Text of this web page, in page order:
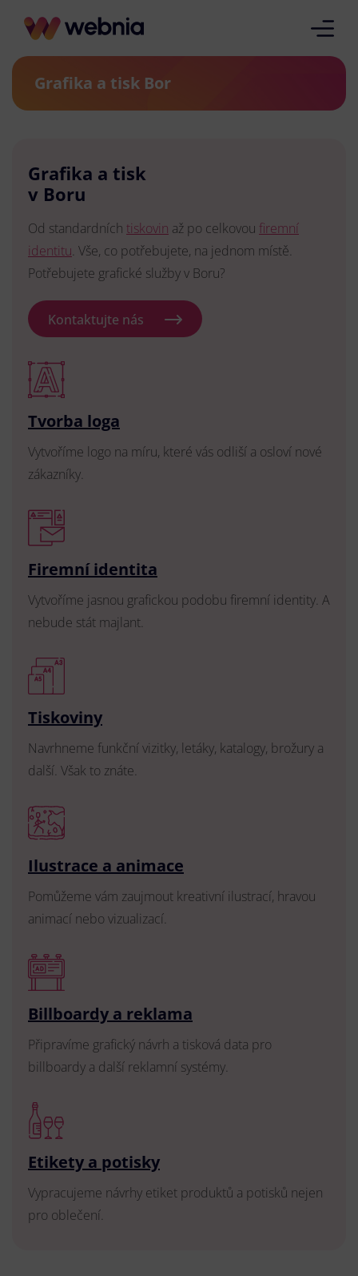
Grafika a tisk Bor
Grafika a tisk
v Boru
Od standardních tiskovin až po celkovou firemní
identitu. Vše, co potřebujete, na jednom místě.
Potřebujete grafické služby v Boru?
Kontaktujte nás
Tvorba loga
Vytvoříme logo na míru, které vás odliší a osloví nové
zákazníky.
Firemní identita
Vytvoříme jasnou grafickou podobu firemní identity. A
nebude stát majlant.
Tiskoviny
Navrhneme funkční vizitky, letáky, katalogy, brožury a
další. Však to znáte.
Ilustrace a animace
Pomůžeme vám zaujmout kreativní ilustrací, hravou
animací nebo vizualizací.
Billboardy a reklama
Připravíme grafický návrh a tisková data pro
billboardy a další reklamní systémy.
Etikety a potisky
Vypracujeme návrhy etiket produktů a potisků nejen
pro oblečení.